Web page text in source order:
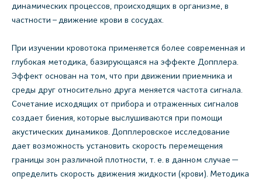
динамических процессов, происходящих в организме, в
частности – движение крови в сосудах.
При изучении кровотока применяется более современная и
глубокая методика, базирующаяся на эффекте Допплера.
Эффект основан на том, что при движении приемника и
среды друг относительно друга меняется частота сигнала.
Сочетание исходящих от прибора и отраженных сигналов
создает биения, которые выслушиваются при помощи
акустических динамиков. Допплеровское исследование
дает возможность установить скорость перемещения
границы зон различной плотности, т. е. в данном случае —
определить скорость движения жидкости (крови). Методика